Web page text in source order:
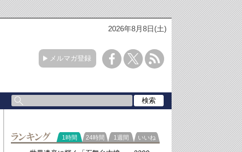
2026年8月8日(土)
メルマガ登録
ラ
1時間 24時間 1週間 いいね